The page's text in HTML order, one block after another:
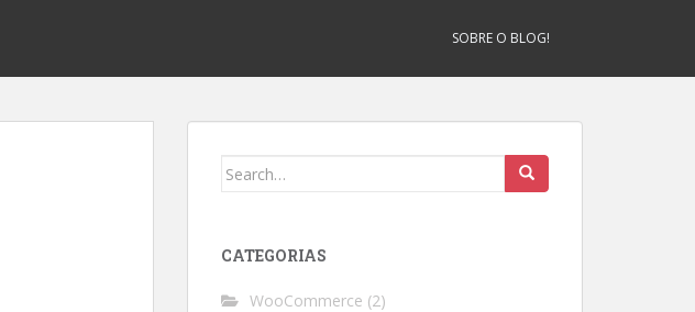
SOBRE O BLOG!
Search
CATEGORIAS
WooCommerce (2)